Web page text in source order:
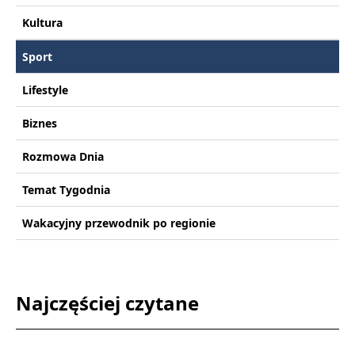
Kultura
Sport
Lifestyle
Biznes
Rozmowa Dnia
Temat Tygodnia
Wakacyjny przewodnik po regionie
Najczęściej czytane